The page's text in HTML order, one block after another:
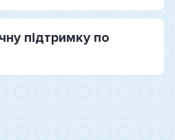
підтримку по